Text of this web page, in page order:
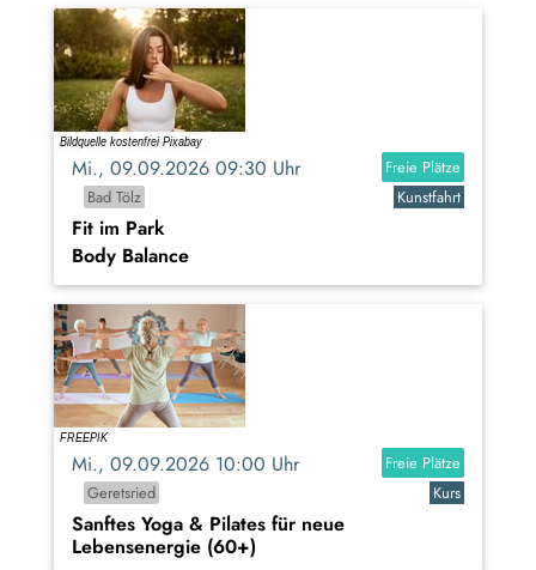
Mi., 09.09.2026 09:30 Uhr
Freie Plätze
Bad Tölz
Kunstfahrt
Fit im Park
Body Balance
Mi., 09.09.2026 10:00 Uhr
Freie Plätze
Geretsried
Kurs
Sanftes Yoga & Pilates für neue
Lebensenergie (60+)